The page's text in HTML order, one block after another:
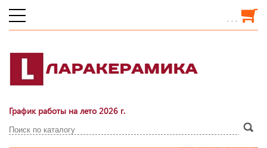
. . .
График работы на лето 2026 г.